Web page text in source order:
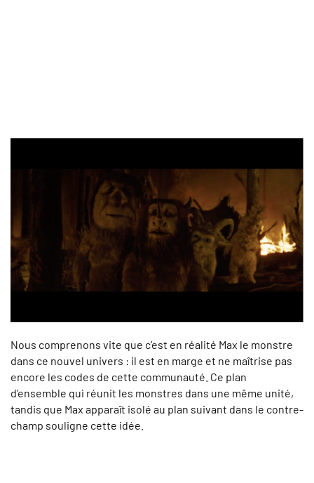
Nous comprenons vite que c’est en réalité Max le monstre
dans ce nouvel univers : il est en marge et ne maîtrise pas
encore les codes de cette communauté. Ce plan
d’ensemble qui réunit les monstres dans une même unité,
tandis que Max apparaît isolé au plan suivant dans le contre-
champ souligne cette idée.